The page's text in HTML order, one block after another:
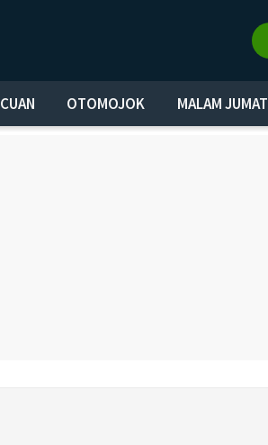
CUAN OTOMOJOK MALAM JUMAT